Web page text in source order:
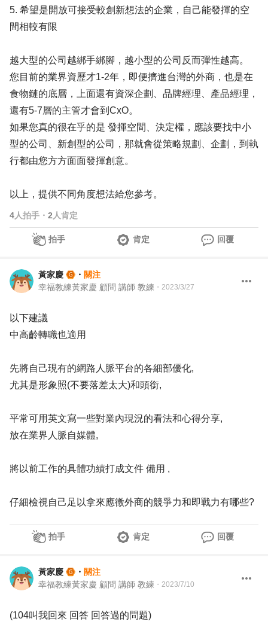
5. 希望是開放可接受較創新想法的企業，自己能發揮的空
間相較有限
越大型的公司越綁手綁腳，越小型的公司反而彈性越高。
您目前的業界資歷才1-2年，即便擠進台灣的外商，也是在
食物鏈的底層，上面還有資深企劃、品牌經理、產品經理，
還有5-7層的主管才會到CxO。
如果您真的很在乎的是 發揮空間、決定權，應該要找中小
型的公司、新創型的公司，那就會從策略規劃、企劃，到執
行都由您方方面面發揮創意。
以上，提供不同角度想法給您參考。
4人拍手 ・ 2 人肯定
拍手 肯定 回覆
黃家慶 ・ 關注
幸福教練黃家慶 顧問 講師 教練 ・ 2023/3/27
以下建議
中高齡轉職也適用
先將自己現有的網路人脈平台的各細部優化,
尤其是形象照(不要落差太大)和頭銜,
平常可用英文寫一些對業內現況的看法和心得分享,
放在業界人脈自媒體,
將以前工作的具體功績打成文件 備用 ,
仔細檢視自己足以拿來應徵外商的競爭力和即戰力有哪些?
拍手 肯定 回覆
黃家慶 ・ 關注
幸福教練黃家慶 顧問 講師 教練 ・ 2023/7/10
(104叫我回來 回答 回答過的問題)